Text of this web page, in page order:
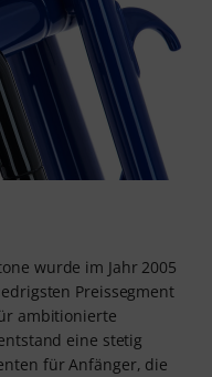
wurde im Jahr 2005
Preissegment
ambitionierte
eine stetig
für Anfänger, die